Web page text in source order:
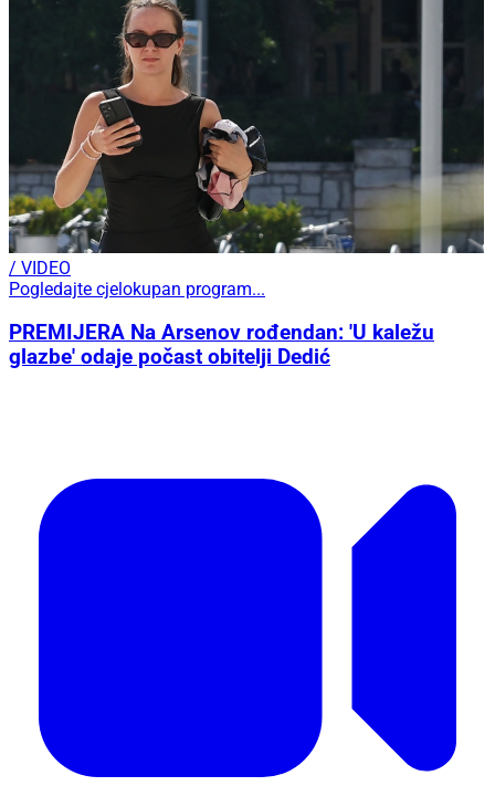
/ VIDEO
Pogledajte cjelokupan program...
PREMIJERA Na Arsenov rođendan: 'U kaležu
glazbe' odaje počast obitelji Dedić